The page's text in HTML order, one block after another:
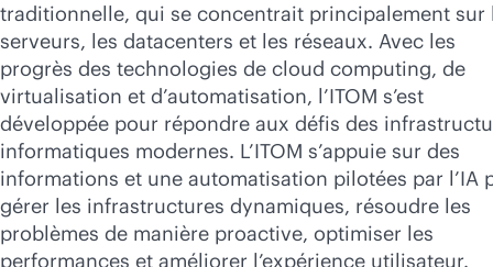
traditionnelle, qui se concentrait principalement sur
serveurs, les datacenters et les réseaux. Avec les
progrès des technologies de cloud computing, de
virtualisation et d’automatisation, l’ITOM s’est
développée pour répondre aux défis des
informatiques modernes. L’ITOM s’appuie sur des
informations et une automatisation pilotées par l’IA
gérer les infrastructures dynamiques, résoudre les
problèmes de manière proactive, optimiser les
performances et améliorer l’expérience utilisateur.